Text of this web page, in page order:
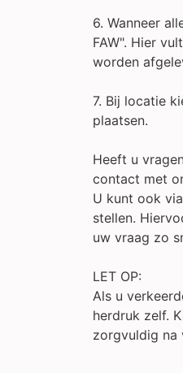
6. Wanneer
FAW". Hier
worden
7. Bij locatie
plaatsen.
Heeft u
contact met
U kunt ook
stellen.
uw vraag zo
LET OP:
Als u
herdruk zelf.
zorgvuldig na